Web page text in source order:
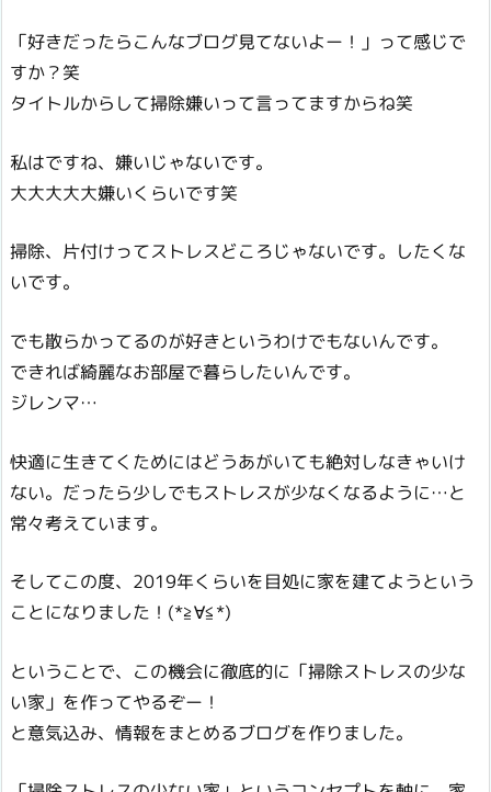
「好きだったらこんなブログ見てないよー！」って感じで
すか？笑
タイトルからして掃除嫌いって言ってますからね笑
私はですね、嫌いじゃないです。
大大大大大嫌いくらいです笑
掃除、片付けってストレスどころじゃないです。したくな
いです。
でも散らかってるのが好きというわけでもないんです。
できれば綺麗なお部屋で暮らしたいんです。
ジレンマ…
快適に生きてくためにはどうあがいても絶対しなきゃいけ
ない。だったら少しでもストレスが少なくなるように…と
常々考えています。
そしてこの度、2019年くらいを目処に家を建てようという
ことになりました！(*≧∀≦*)
ということで、この機会に徹底的に「掃除ストレスの少な
い家」を作ってやるぞー！
と意気込み、情報をまとめるブログを作りました。